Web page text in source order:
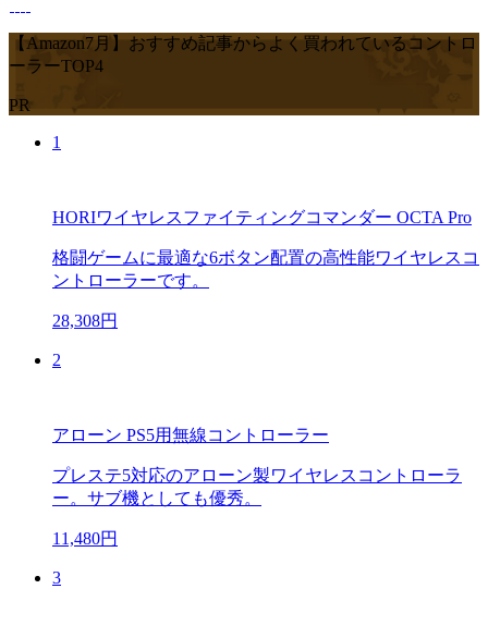
【Amazon7月】おすすめ記事からよく買われているコントロ
ーラーTOP4
PR
1
HORIワイヤレスファイティングコマンダー OCTA Pro
格闘ゲームに最適な6ボタン配置の高性能ワイヤレスコ
ントローラーです。
28,308円
2
アローン PS5用無線コントローラー
プレステ5対応のアローン製ワイヤレスコントローラ
ー。サブ機としても優秀。
11,480円
3